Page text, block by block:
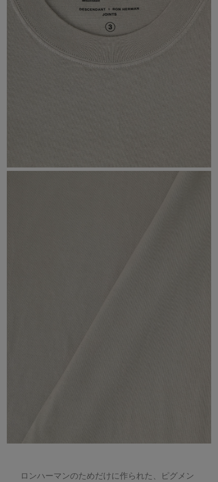
ロンハーマンのためだけに作られた、ピグメン